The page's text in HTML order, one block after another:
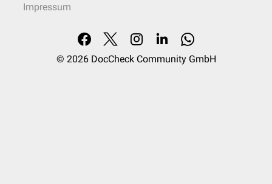
Impressum
© 2026 DocCheck Community GmbH